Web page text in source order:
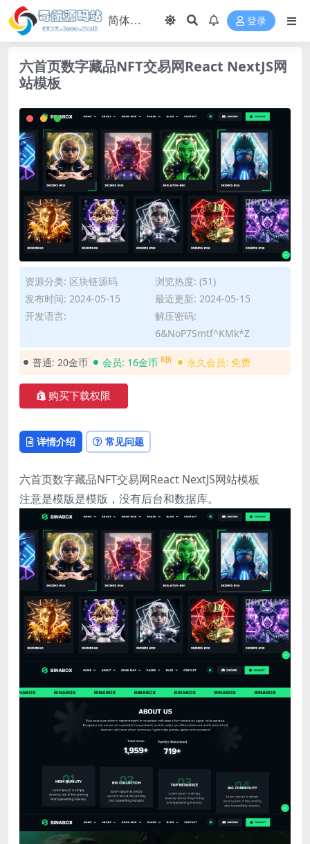
登录
六首页数字藏品NFT交易网React NextJS网
站模板
资源分类: 区块链源码
浏览热度: (51)
发布时间: 2024-05-15
最近更新: 2024-05-15
开发语言:
解压密码:
6&NoP7Smtf^KMk*Z
普通: 20金币 会员: 16金币 8折 永久会员: 免费
购买下载权限
详情介绍 常见问题
六首页数字藏品NFT交易网React NextJS网站模板
注意是模版是模版，没有后台和数据库。